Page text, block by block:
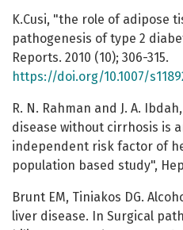
K.Cusi, "the role of adipose
pathogenesis of type 2
Reports. 2010 (10); 306-315.
https://doi.org/10.1007/
R. N. Rahman and J. A.
disease without cirrhosis is
independent risk factor of
population based study",
Brunt EM, Tiniakos DG.
liver disease. In Surgical